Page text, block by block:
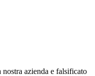
azienda e falsificato